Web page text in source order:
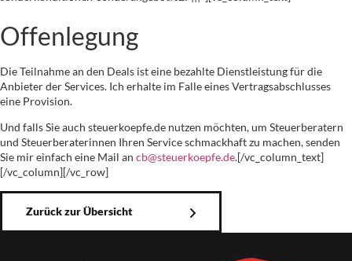
Offenlegung
Die Teilnahme an den Deals ist eine bezahlte Dienstleistung für die
Anbieter der Services. Ich erhalte im Falle eines Vertragsabschlusses
eine Provision.
Und falls Sie auch steuerkoepfe.de nutzen möchten, um Steuerberatern
und Steuerberaterinnen Ihren Service schmackhaft zu machen, senden
Sie mir einfach eine Mail an cb@steuerkoepfe.de.[/vc_column_text]
[/vc_column][/vc_row]
Zurück zur Übersicht